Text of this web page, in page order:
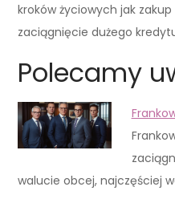
kroków życiowych jak
zaciągnięcie dużego
Polecamy
walucie obcej, najczęściej